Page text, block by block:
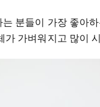
분들이 가장 좋아하
가 가벼워지고 많이